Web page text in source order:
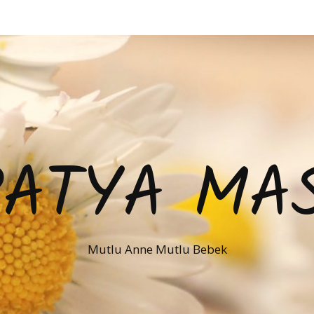
Mutlu Anne Mutlu Bebek